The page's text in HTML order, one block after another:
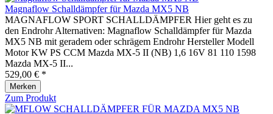
Magnaflow Schalldämpfer für Mazda MX5 NB
MAGNAFLOW SPORT SCHALLDÄMPFER Hier geht es zu
den Endrohr Alternativen: Magnaflow Schalldämpfer für Mazda
MX5 NB mit geradem oder schrägem Endrohr Hersteller Modell
Motor KW PS CCM Mazda MX-5 II (NB) 1,6 16V 81 110 1598
Mazda MX-5 II...
529,00 € *
Merken
Zum Produkt